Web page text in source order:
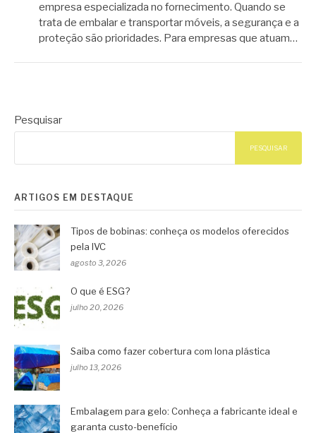
empresa especializada no fornecimento. Quando se
trata de embalar e transportar móveis, a segurança e a
proteção são prioridades. Para empresas que atuam…
Pesquisar
PESQUISAR
ARTIGOS EM DESTAQUE
Tipos de bobinas: conheça os modelos oferecidos
pela IVC
agosto 3, 2026
O que é ESG?
julho 20, 2026
Saiba como fazer cobertura com lona plástica
julho 13, 2026
Embalagem para gelo: Conheça a fabricante ideal e
garanta custo-benefício